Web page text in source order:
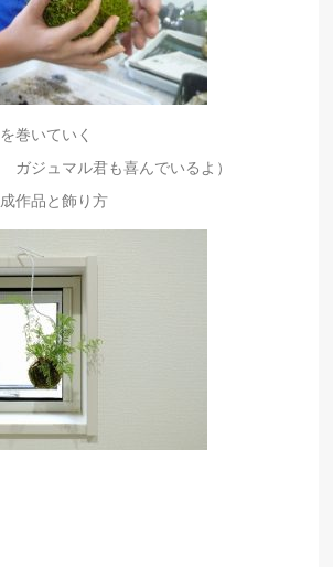
巻いていく
ガジュマル君も喜んでいるよ）
作品と飾り方